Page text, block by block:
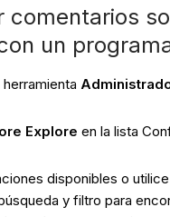
comentarios
un
Explore en la lista
disponibles o
y filtro para